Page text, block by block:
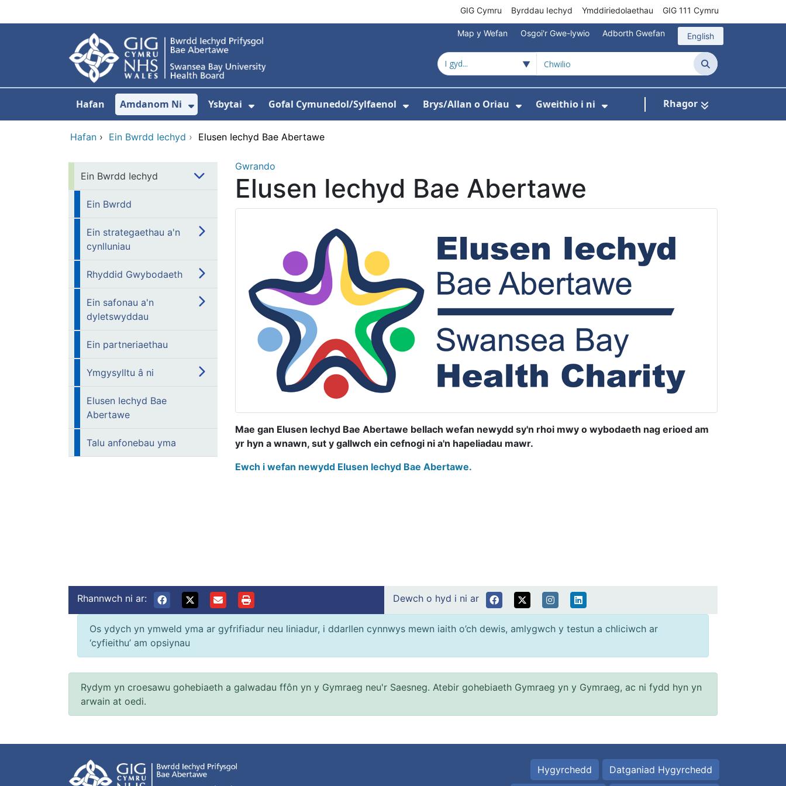
GIG Cymru Byrddau Iechyd Ymddiriedolaethau GIG 111 Cymru
Map y Wefan Osgoi'r Gwe-lywio Adborth Gwefan English
Chwilio
Hafan Amdanom Ni
Dangos isddewislen ar gyfer Amdanom Ni
Ysbytai Gofal Cymunedol/Sylfaenol Brys/Allan o Oriau Gweithio i ni Rhagor
Hafan › Ein Bwrdd Iechyd › Elusen Iechyd Bae Abertawe
Ein Bwrdd Iechyd
Ein Bwrdd
Ein strategaethau a'n
cynlluniau
Rhyddid Gwybodaeth
Ein safonau a'n
dyletswyddau
Ein partneriaethau
Ymgysylltu â ni
Elusen Iechyd Bae
Abertawe
Talu anfonebau yma
Gwrando
Elusen Iechyd Bae Abertawe
Mae gan Elusen Iechyd Bae Abertawe bellach wefan newydd sy'n rhoi mwy o wybodaeth nag erioed am
yr hyn a wnawn, sut y gallwch ein cefnogi ni a'n hapeliadau mawr.
Ewch i wefan newydd Elusen Iechyd Bae Abertawe.
Rhannwch ni ar: Dewch o hyd i ni ar
Os ydych yn ymweld yma ar gyfrifiadur neu liniadur, i ddarllen cynnwys mewn iaith o’ch dewis, amlygwch y testun a chliciwch ar
‘cyfieithu’ am opsiynau
Rydym yn croesawu gohebiaeth a galwadau ffôn yn y Gymraeg neu'r Saesneg. Atebir gohebiaeth Gymraeg yn y Gymraeg, ac ni fydd hyn yn
arwain at oedi.
Hygyrchedd Datganiad Hygyrchedd